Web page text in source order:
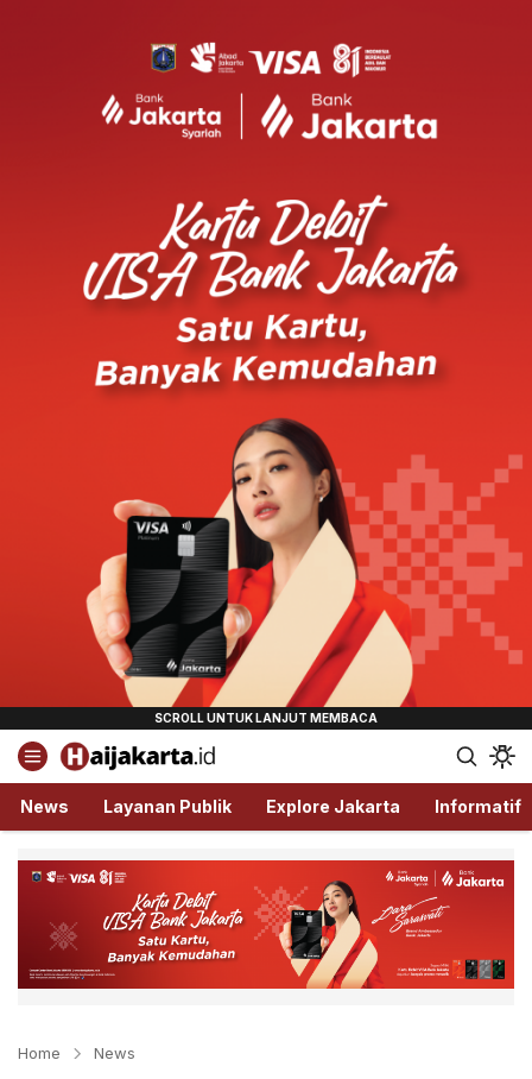
Haijakarta.id
Semua Tentang Jakarta Ada Disini!
News Layanan Publik Explore Jakarta Informatif
Home News